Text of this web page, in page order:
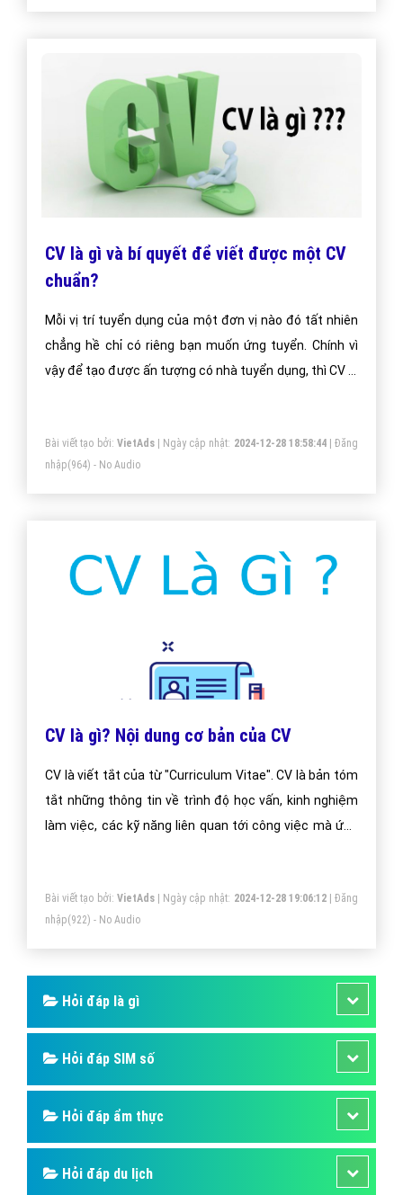
CV là gì và bí quyết để viết được một CV
chuẩn?
Mỗi vị trí tuyển dụng của một đơn vị nào đó tất nhiên
chẳng hề chỉ có riêng bạn muốn ứng tuyển. Chính vì
vậy để tạo được ấn tượng có nhà tuyển dụng, thì CV là
Bài viết tạo bởi: VietAds| Ngày cập nhật: 2024-12-28 18:58:44|Đăng
nhập(964) - No Audio
CV là gì? Nội dung cơ bản của CV
CV là viết tắt của từ "Curriculum Vitae". CV là bản tóm
tắt những thông tin về trình độ học vấn, kinh nghiệm
làm việc, các kỹ năng liên quan tới công việc mà ứng
Bài viết tạo bởi: VietAds| Ngày cập nhật: 2024-12-28 19:06:12|Đăng
nhập(922) - No Audio
Hỏi đáp là gì
Hỏi đáp SIM số
Hỏi đáp ẩm thực
Hỏi đáp du lịch